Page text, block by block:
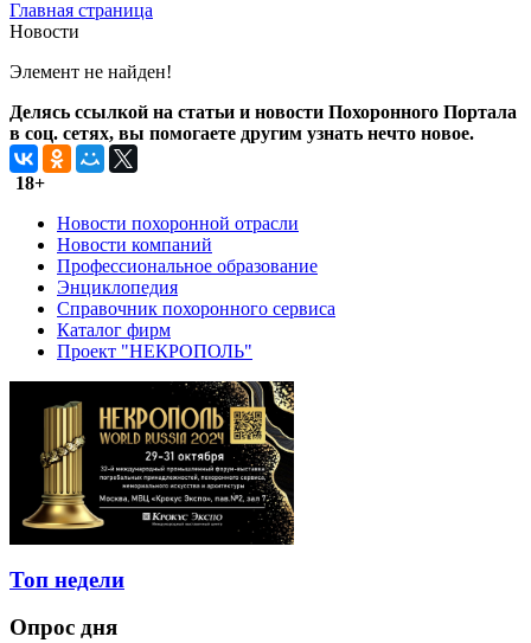
Главная страница
Новости
Элемент не найден!
Делясь ссылкой на статьи и новости Похоронного Портала
в соц. сетях, вы помогаете другим узнать нечто новое.
18+
Новости похоронной отрасли
Новости компаний
Профессиональное образование
Энциклопедия
Справочник похоронного сервиса
Каталог фирм
Проект "НЕКРОПОЛЬ"
Топ недели
Опрос дня